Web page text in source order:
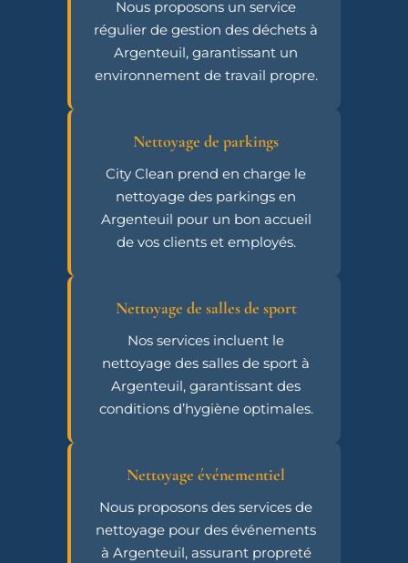
Nous proposons un service
régulier de gestion des déchets à
Argenteuil, garantissant un
environnement de travail propre.
Nettoyage de parkings
City Clean prend en charge le
nettoyage des parkings en
Argenteuil pour un bon accueil
de vos clients et employés.
Nettoyage de salles de sport
Nos services incluent le
nettoyage des salles de sport à
Argenteuil, garantissant des
conditions d’hygiène optimales.
Nettoyage événementiel
Nous proposons des services de
nettoyage pour des événements
à Argenteuil, assurant propreté